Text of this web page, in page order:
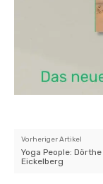
Vorheriger Artikel
Yoga People: Dörthe
Eickelberg